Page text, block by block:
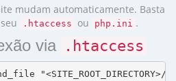
mudam automaticamente. Basta
.htaccess ou php.ini .
via .htaccess